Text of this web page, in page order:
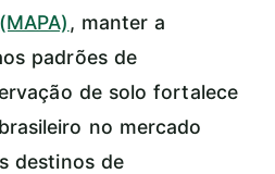
, manter a
padrões de
de solo fortalece
no mercado
destinos de